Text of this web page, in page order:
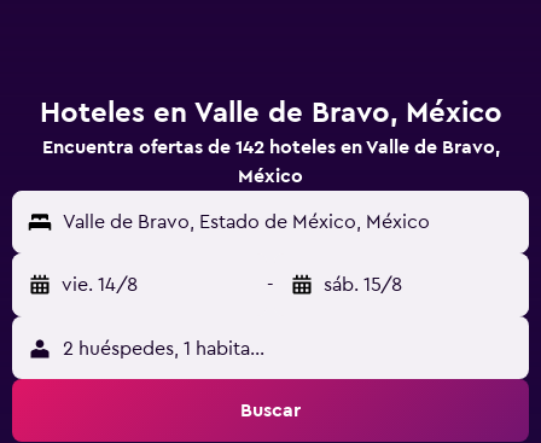
Hoteles en Valle de Bravo, México
Encuentra ofertas de 142 hoteles en Valle de Bravo,
México
Valle de Bravo, Estado de México, México
vie. 14/8 - sáb. 15/8
2 huéspedes, 1 habitación
Buscar